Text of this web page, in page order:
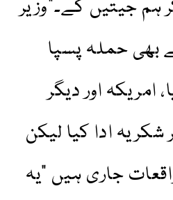
ہم جیتیں گے۔”وزیر
بھی حملہ پسپا
امریکہ اور دیگر
ادا کیا لیکن
جاری ہیں "یہ